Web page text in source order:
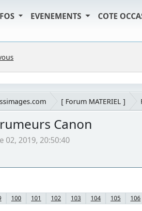
EVENEMENTS COTE
[ Forum MATERIEL ]
Canon
2019, 20:50:40
100 101 102 103 104 105 106